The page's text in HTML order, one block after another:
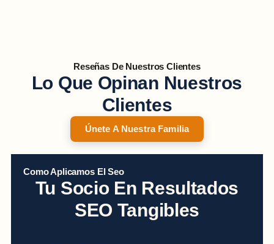
Reseñas De Nuestros Clientes
Lo Que Opinan Nuestros
Clientes
Únete A Nuestra Familia
Como Aplicamos El Seo
Tu Socio En Resultados
SEO Tangibles